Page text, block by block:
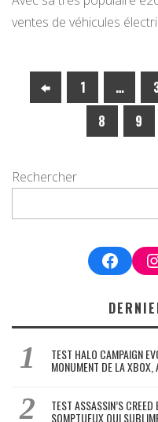
ventes de véhicules
1 …
8
9
Rechercher
TEST HALO CAMPAIGN
MONUMENT DE LA XBOX,
TEST ASSASSIN’S
SOMPTUEUX QUI